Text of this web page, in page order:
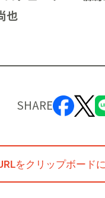
也
SHARE
をクリップボード